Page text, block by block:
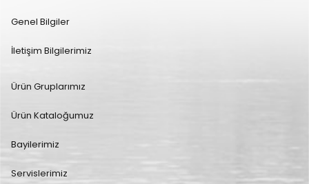
Genel Bilgiler
İletişim Bilgilerimiz
Ürün Gruplarımız
Ürün Kataloğumuz
Bayilerimiz
Servislerimiz